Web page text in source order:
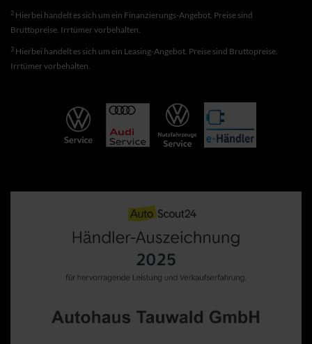
2 Hierbei handelt es sich um ein Finanzierungs-Angebot. Preise sind
Bruttopreise. Irrtümer vorbehalten.
3 Hierbei handelt es sich um ein Leasing-Angebot. Preise sind Bruttopreise.
Irrtümer vorbehalten.